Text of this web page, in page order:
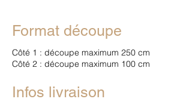
Format découpe
Côté 1 : découpe maximum 250 cm
Côté 2 : découpe maximum 100 cm
Infos livraison